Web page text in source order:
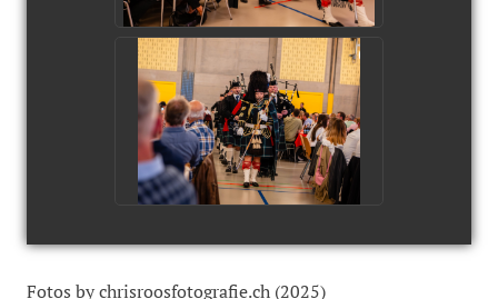
Fotos by chrisroosfotografie.ch (2025)